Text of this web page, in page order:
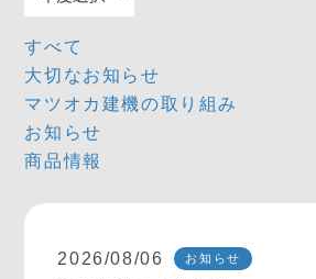
すべて
大切なお知らせ
マツオカ建機の取り組み
お知らせ
商品情報
2026/08/06 お知らせ